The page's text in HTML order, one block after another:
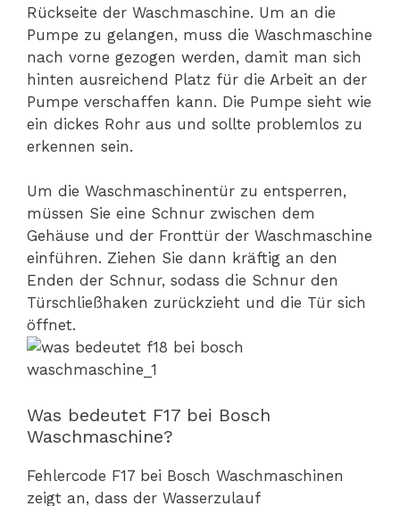
Rückseite der Waschmaschine. Um an die
Pumpe zu gelangen, muss die Waschmaschine
nach vorne gezogen werden, damit man sich
hinten ausreichend Platz für die Arbeit an der
Pumpe verschaffen kann. Die Pumpe sieht wie
ein dickes Rohr aus und sollte problemlos zu
erkennen sein.
Um die Waschmaschinentür zu entsperren,
müssen Sie eine Schnur zwischen dem
Gehäuse und der Fronttür der Waschmaschine
einführen. Ziehen Sie dann kräftig an den
Enden der Schnur, sodass die Schnur den
Türschließhaken zurückzieht und die Tür sich
öffnet.
Was bedeutet F17 bei Bosch
Waschmaschine?
Fehlercode F17 bei Bosch Waschmaschinen
zeigt an, dass der Wasserzulauf